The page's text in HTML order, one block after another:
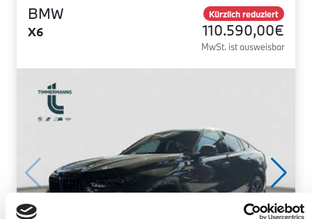
BMW
X6
Kürzlich reduziert
110.590,00€
MwSt. ist ausweisbar